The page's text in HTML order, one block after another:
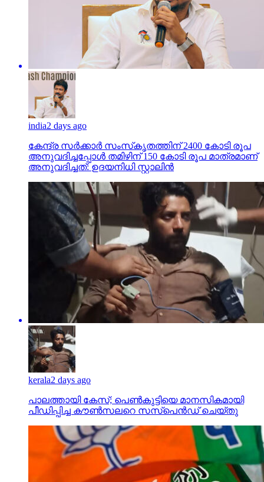
india2 days ago
കേന്ദ്ര സര്‍ക്കാര്‍ സംസ്‌കൃതത്തിന് 2400 കോടി രൂപ
അനുവദിച്ചപ്പോള്‍ തമിഴിന് 150 കോടി രൂപ മാത്രമാണ്
അനുവദിച്ചത്: ഉദയനിധി സ്റ്റാലിന്‍
kerala2 days ago
പാലത്തായി കേസ്; പെൺകുട്ടിയെ മാനസികമായി
പീഡിപ്പിച്ച കൗൺസലറെ സസ്പെൻഡ് ചെയ്തു